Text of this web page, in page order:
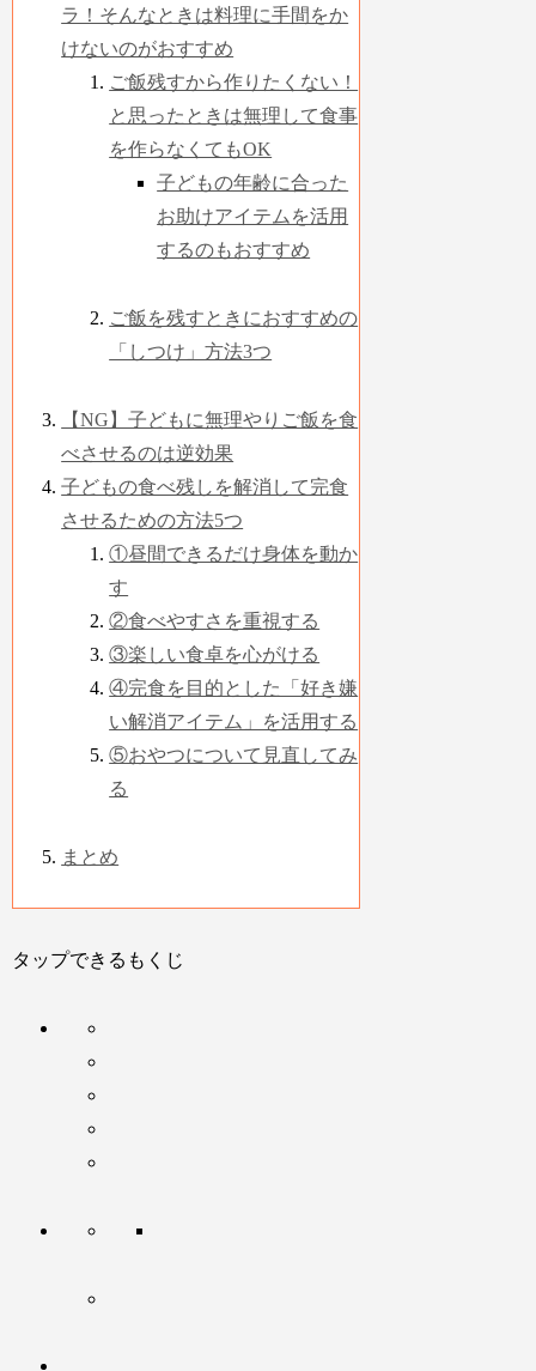
ラ！そんなときは料理に手間をか
けないのがおすすめ
ご飯残すから作りたくない！
と思ったときは無理して食事
を作らなくてもOK
子どもの年齢に合った
お助けアイテムを活用
するのもおすすめ
ご飯を残すときにおすすめの
「しつけ」方法3つ
【NG】子どもに無理やりご飯を食
べさせるのは逆効果
子どもの食べ残しを解消して完食
させるための方法5つ
①昼間できるだけ身体を動か
す
②食べやすさを重視する
③楽しい食卓を心がける
④完食を目的とした「好き嫌
い解消アイテム」を活用する
⑤おやつについて見直してみ
る
まとめ
タップできるもくじ